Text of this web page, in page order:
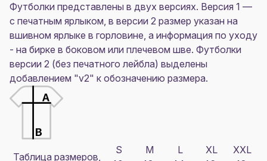
Футболки представлены в двух версиях. Версия 1 —
с печатным ярлыком, в версии 2 размер указан на
вшивном ярлыке в горловине, а информация по уходу
- на бирке в боковом или плечевом шве. Футболки
версии 2 (без печатного лейбла) выделены
добавлением "v2" к обозначению размера.
Таблица размеров,
S
M
L
XL
XXL